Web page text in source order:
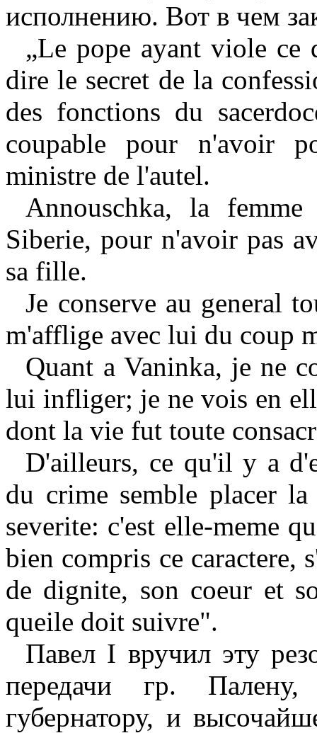
исполнению. Вот в чем
„Le pope ayant viole ce
dire le secret de la
des fonctions du
coupable pour n'avoir
ministre de l'autel.
Annouschka, la
Siberie, pour n'avoir pas
sa fille.
Je conserve au general
m'afflige avec lui du coup
Quant a Vaninka, je ne
lui infliger; je ne vois en
dont la vie fut toute
D'ailleurs, ce qu'ilу a
du crime semble placer
severite: c'est elle-meme
bien compris ce caractere,
de dignite, son coeur et
queile doit suivre".
Павел I вручил эту
передачи гр. Палену,
губернатору, и